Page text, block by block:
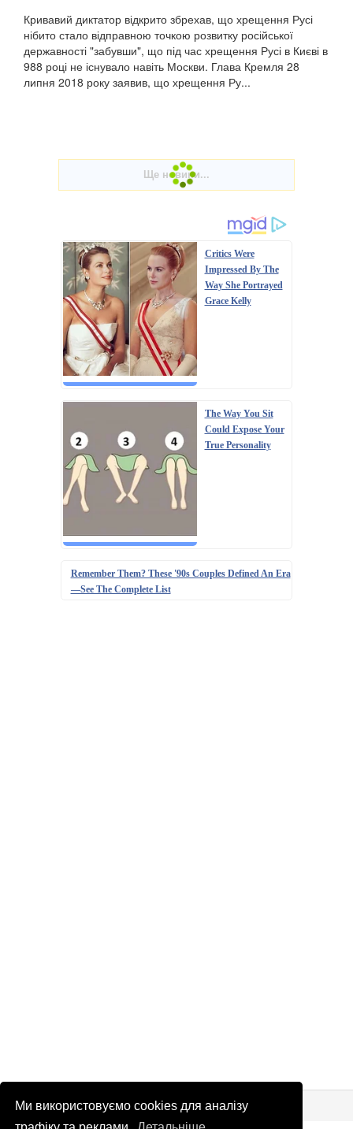
Ми використовуємо cookies для аналізу
Кривавий диктатор відкрито збрехав, що хрещення Русі
нібито стало відправною точкою розвитку російської
державності "забувши", що під час хрещення Русі в Києві в
988 році не існувало навіть Москви. Глава Кремля 28
липня 2018 року заявив, що хрещення Ру...
Critics Were
Impressed By The
Way She Portrayed
Grace Kelly
The Way You Sit
Could Expose Your
True Personality
Remember Them? These '90s Couples Defined An Era
—See The Complete List
© Патріоти України 2026
Правова інформація